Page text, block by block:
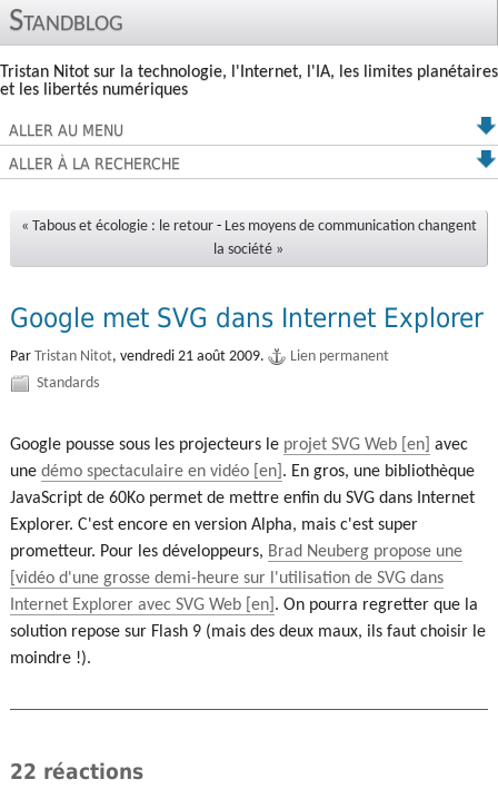
Standblog
Tristan Nitot sur la technologie, l'Internet, l'IA, les limites planétaires
et les libertés numériques
ALLER AU MENU
ALLER À LA RECHERCHE
« Tabous et écologie : le retour - Les moyens de communication changent
la société »
Google met SVG dans Internet Explorer
Par Tristan Nitot, vendredi 21 août 2009.
Lien permanent
Standards
Google pousse sous les projecteurs le projet SVG Web
avec
une démo spectaculaire en vidéo
. En gros, une bibliothèque
JavaScript de 60Ko permet de mettre enfin du SVG dans Internet
Explorer. C'est encore en version Alpha, mais c'est super
prometteur. Pour les développeurs, Brad Neuberg propose une
[vidéo d'une grosse demi-heure sur l'utilisation de SVG dans
Internet Explorer avec SVG Web
. On pourra regretter que la
solution repose sur Flash 9 (mais des deux maux, ils faut choisir le
moindre !).
22 réactions